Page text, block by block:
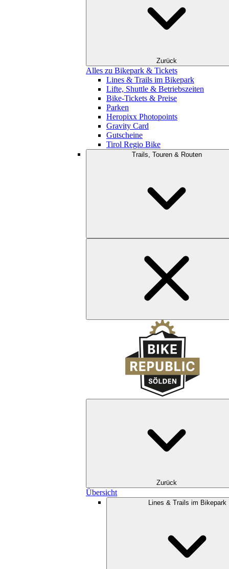
Zurück
Alles zu Bikepark & Tickets
Lines & Trails im Bikepark
Lifte, Shuttle & Betriebszeiten
Bike-Tickets & Preise
Parken
Heropixx Photopoints
Gravity Card
Gutscheine
Tirol Regio Bike
Trails, Touren & Routen
Zurück
Übersicht
Lines & Trails im Bikepark